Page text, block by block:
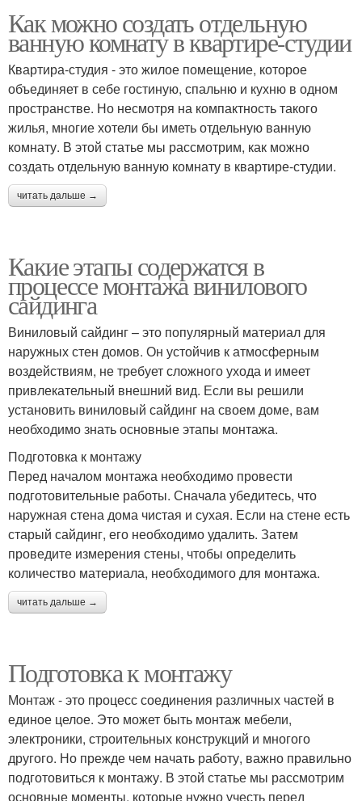
Как можно создать отдельную
ванную комнату в квартире-студии
Квартира-студия - это жилое помещение, которое
объединяет в себе гостиную, спальню и кухню в одном
пространстве. Но несмотря на компактность такого
жилья, многие хотели бы иметь отдельную ванную
комнату. В этой статье мы рассмотрим, как можно
создать отдельную ванную комнату в квартире-студии.
читать дальше →
Какие этапы содержатся в
процессе монтажа винилового
сайдинга
Виниловый сайдинг – это популярный материал для
наружных стен домов. Он устойчив к атмосферным
воздействиям, не требует сложного ухода и имеет
привлекательный внешний вид. Если вы решили
установить виниловый сайдинг на своем доме, вам
необходимо знать основные этапы монтажа.
Подготовка к монтажу
Перед началом монтажа необходимо провести
подготовительные работы. Сначала убедитесь, что
наружная стена дома чистая и сухая. Если на стене есть
старый сайдинг, его необходимо удалить. Затем
проведите измерения стены, чтобы определить
количество материала, необходимого для монтажа.
читать дальше →
Подготовка к монтажу
Монтаж - это процесс соединения различных частей в
единое целое. Это может быть монтаж мебели,
электроники, строительных конструкций и многого
другого. Но прежде чем начать работу, важно правильно
подготовиться к монтажу. В этой статье мы рассмотрим
основные моменты, которые нужно учесть перед